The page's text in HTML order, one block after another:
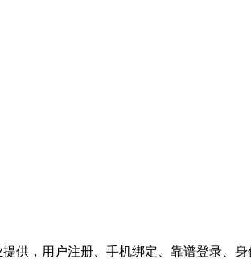
供，用户注册、手机绑定、靠谱登录、